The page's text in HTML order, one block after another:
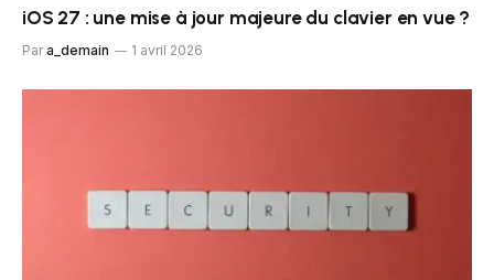
iOS 27 : une mise à jour majeure du clavier en vue ?
Par a_demain 1 avril 2026